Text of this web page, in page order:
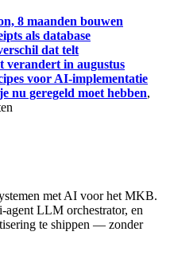
8 maanden bouwen
als database
dat telt
verandert in augustus
voor AI-implementatie
nu geregeld moet hebben,
met AI voor het MKB.
LLM orchestrator, en
te shippen — zonder